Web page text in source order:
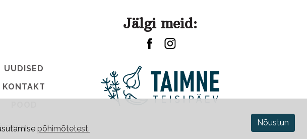
Jälgi meid:
UUDISED
KONTAKT
põhimõtetest.
Nõustun